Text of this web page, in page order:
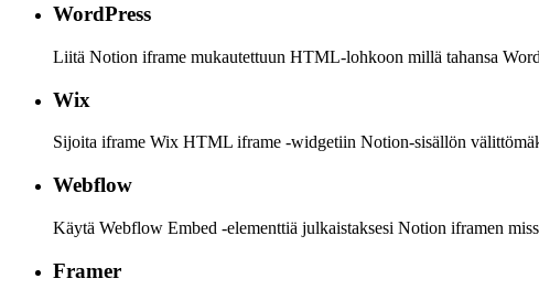
WordPress
Liitä Notion iframe mukautettuun HTML-lohkoon millä tahansa
Wix
Sijoita iframe Wix HTML iframe -widgetiin Notion-sisällön
Webflow
Käytä Webflow Embed -elementtiä julkaistaksesi Notion iframen
Framer